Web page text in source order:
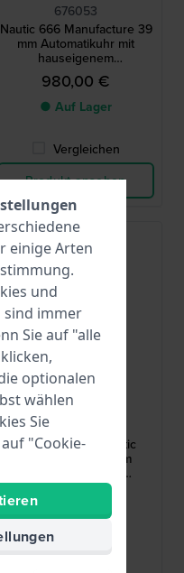
676053
Nautic 666 Manufacture 39
mm Automatikuhr mit
hauseigenem
Spezialuhrwerk R26
980,00 €
● Auf Lager
Vergleichen
Produkt ansehen
LIP
Annapurna Automatic
Manufacture 39 mm
hauseigenem
Spezialuhrwerk R26
● Auf Lager
einige Arten
und
sind immer
Sie auf "alle
optionalen
wählen
Sie
"Cookie-